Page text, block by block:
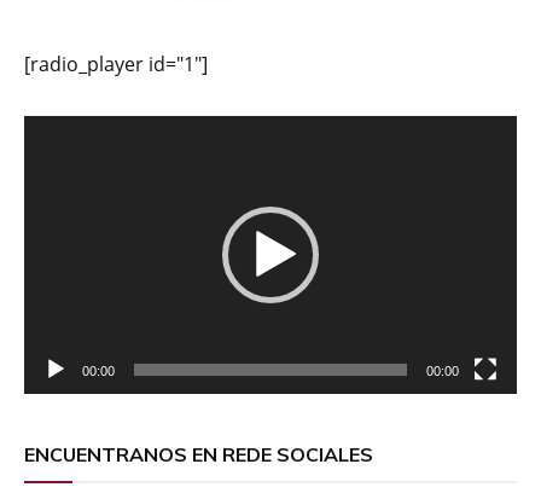
[radio_player id="1"]
00:00 00:00
ENCUENTRANOS EN REDE SOCIALES